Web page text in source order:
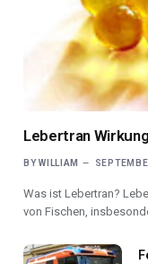
Lebertran
BY WILLIAM
Was ist Lebertran?
von Fischen,